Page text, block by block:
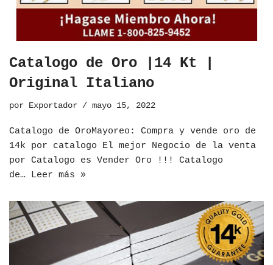
Catalogo de Oro |14 Kt |
Original Italiano
por Exportador mayo 15, 2022
​Catalogo de OroMayoreo: Compra y vende oro de
14k por catalogo El mejor Negocio de la venta
por Catalogo es Vender Oro !!! Catalogo
de… Leer más »